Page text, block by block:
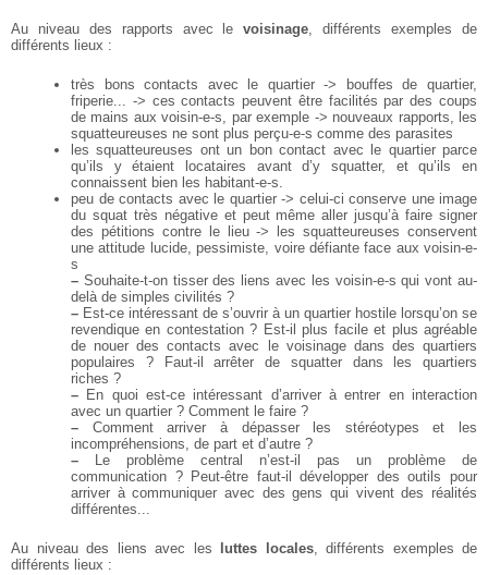
Au niveau des rapports avec levoisinage, différents exemples de
différents lieux :
très bons contacts avec le quartier -> bouffes de quartier,
friperie... -> ces contacts peuvent être facilités par des coups
de mains aux voisin-e-s, par exemple -> nouveaux rapports, les
squatteureuses ne sont plus perçu-e-s comme des parasites
les squatteureuses ont un bon contact avec le quartier parce
qu’ils y étaient locataires avantd’y squatter, et qu’ils en
connaissent bien les habitant-e-s.
peu de contacts avec le quartier -> celui-ci conserve une image
du squat très négative etpeut même aller jusqu’à faire signer
des pétitions contre le lieu -> les squatteureuses conservent
une attitude lucide, pessimiste, voire défiante face aux voisin-e-
s
– Souhaite-t-on tisser des liens avec les voisin-e-s qui vont au-
delà de simples civilités ?
– Est-ce intéressant de s’ouvrir à un quartier hostile lorsqu’on se
revendique en contestation ? Est-il plus facile et plus agréable
de nouer des contacts avec le voisinage dans des quartiers
populaires ?Faut-il arrêter de squatter dans les quartiers
riches ?
– En quoi est-ce intéressant d’arriver à entrer en interaction
avec un quartier ? Comment le faire ?
– Comment arriver à dépasser les stéréotypes et les
incompréhensions, de part et d’autre ?
– Le problème central n’est-il pas un problème de
communication ? Peut-être faut-il développer des outils pour
arriver à communiquer avec des gens qui vivent des réalités
différentes...
Au niveau des liens avec les luttes locales, différents exemples de
différents lieux :